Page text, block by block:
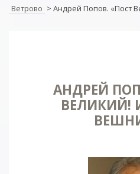
Ветрово > Андрей Попов. «Пост
АНДРЕЙ
ВЕЛИКИЙ!